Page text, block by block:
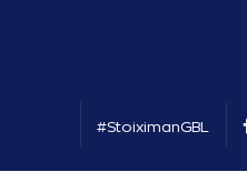
#StoiximanGBL